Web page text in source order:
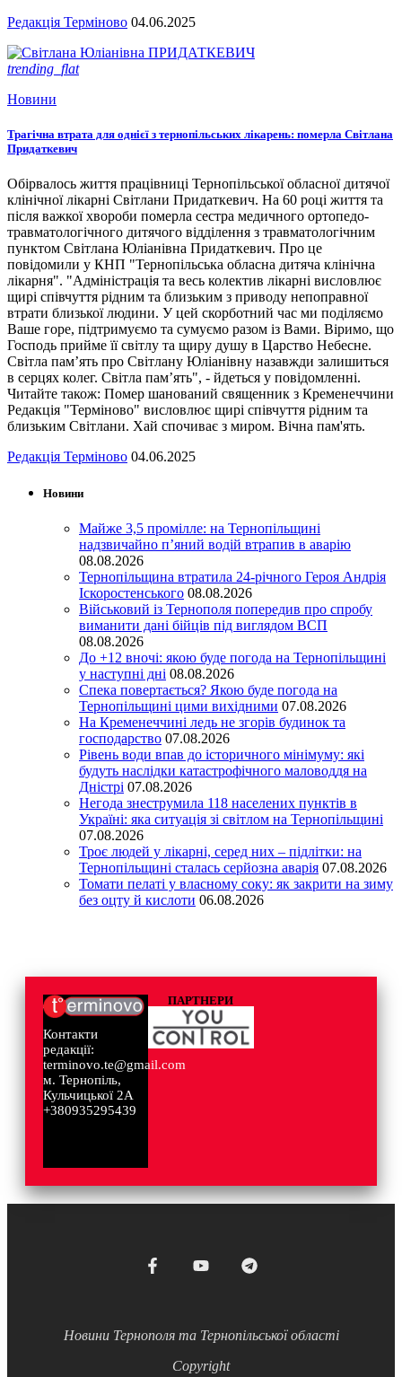
Редакція Терміново 04.06.2025
trending_flat
Новини
Трагічна втрата для однієї з тернопільських лікарень: померла Світлана
Придаткевич
Обірвалось життя працівниці Тернопільської обласної дитячої
клінічної лікарні Світлани Придаткевич. На 60 році життя та
після важкої хвороби померла сестра медичного ортопедо-
травматологічного дитячого відділення з травматологічним
пунктом Світлана Юліанівна Придаткевич. Про це
повідомили у КНП "Тернопільська обласна дитяча клінічна
лікарня". "Адміністрація та весь колектив лікарні висловлює
щирі співчуття рідним та близьким з приводу непоправної
втрати близької людини. У цей скорботний час ми поділяємо
Ваше горе, підтримуємо та сумуємо разом із Вами. Віримо, що
Господь прийме її світлу та щиру душу в Царство Небесне.
Світла пам’ять про Світлану Юліанівну назавжди залишиться
в серцях колег. Світла пам’ять", - йдеться у повідомленні.
Читайте також: Помер шанований священник з Кременеччини
Редакція "Терміново" висловлює щирі співчуття рідним та
близьким Світлани. Хай спочиває з миром. Вічна пам'ять.
Редакція Терміново 04.06.2025
Новини
Майже 3,5 промілле: на Тернопільщині
надзвичайно п’яний водій втрапив в аварію
08.08.2026
Тернопільщина втратила 24-річного Героя Андрія
Іскоростенського 08.08.2026
Військовий із Тернополя попередив про спробу
виманити дані бійців під виглядом ВСП
08.08.2026
До +12 вночі: якою буде погода на Тернопільщині
у наступні дні 08.08.2026
Спека повертається? Якою буде погода на
Тернопільщині цими вихідними 07.08.2026
На Кременеччині ледь не згорів будинок та
господарство 07.08.2026
Рівень води впав до історичного мінімуму: які
будуть наслідки катастрофічного маловоддя на
Дністрі 07.08.2026
Негода знеструмила 118 населених пунктів в
Україні: яка ситуація зі світлом на Тернопільщині
07.08.2026
Троє людей у лікарні, серед них – підлітки: на
Тернопільщині сталась серйозна аварія 07.08.2026
Томати пелаті у власному соку: як закрити на зиму
без оцту й кислоти 06.08.2026
Контакти
редакції:
terminovo.te@gmail.com
м. Тернопіль,
Кульчицької 2А
+380935295439
ПАРТНЕРИ
Новини Тернополя та Тернопільської області
Copyright